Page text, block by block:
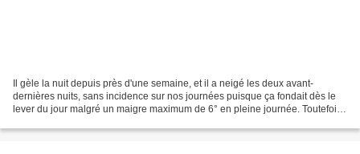
Il gèle la nuit depuis près d'une semaine, et il a neigé les deux avant-
dernières nuits, sans incidence sur nos journées puisque ça fondait dès le
lever du jour malgré un maigre maximum de 6° en pleine journée. Toutefois,